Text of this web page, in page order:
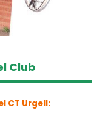
Club
CT Urgell: